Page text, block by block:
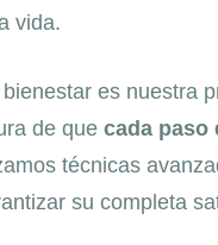
vida.
es nuestra
de que cada paso
técnicas
su completa